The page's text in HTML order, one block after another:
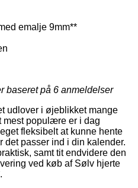
emalje 9mm**
baseret på 6 anmeldelser
udlover i øjeblikket mange
mest populære er i dag
fleksibelt at kunne hente
passer ind i din kalender.
samt tit endvidere den
ved køb af Sølv hjerte